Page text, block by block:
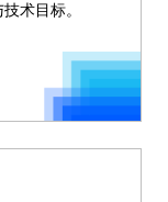
术目标。